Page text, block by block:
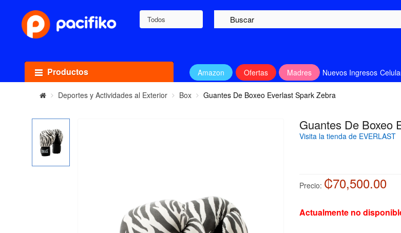
Todos
Productos Amazon Ofertas Madres Nuevos Ingresos
Deportes y Actividades al Exterior Box Guantes De Boxeo Everlast Spark Zebra
Guantes De Boxeo
Visita la tienda de EVERLAST
Precio: ₡70,500.00
Actualmente no